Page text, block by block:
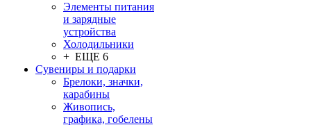
Элементы питания
и зарядные
устройства
Холодильники
+ ЕЩЕ 6
Сувениры и подарки
Брелоки, значки,
карабины
Живопись,
графика, гобелены